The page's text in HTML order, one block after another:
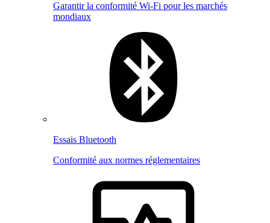
Garantir la conformité Wi-Fi pour les marchés
mondiaux
Essais Bluetooth
Conformité aux normes réglementaires